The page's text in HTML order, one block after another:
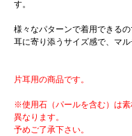
す。
様々なパターンで着用できる
耳に寄り添うサイズ感で、マル
片耳用の商品です。
※使用石（パールを含む）は
異なります。
予めご了承下さい。